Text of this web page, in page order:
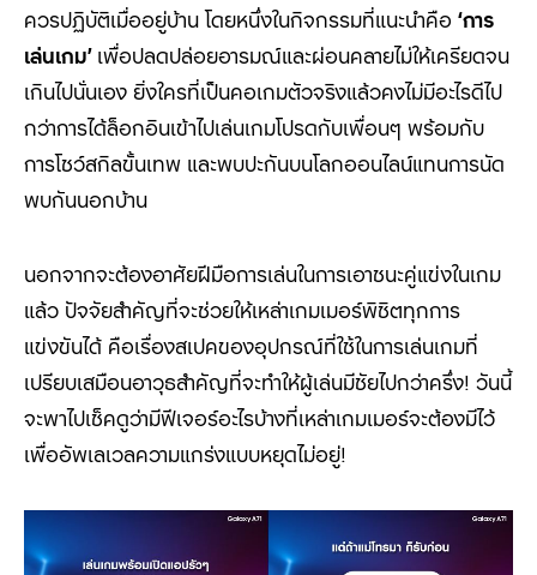
ควรปฏิบัติเมื่ออยู่บ้าน โดยหนึ่งในกิจกรรมที่แนะนำคือ ‘การ
เล่นเกม’ เพื่อปลดปล่อยอารมณ์และผ่อนคลายไม่ให้เครียดจน
เกินไปนั่นเอง ยิ่งใครที่เป็นคอเกมตัวจริงแล้วคงไม่มีอะไรดีไป
กว่าการได้ล็อกอินเข้าไปเล่นเกมโปรดกับเพื่อนๆ พร้อมกับ
การโชว์สกิลขั้นเทพ และพบปะกันบนโลกออนไลน์แทนการนัด
พบกันนอกบ้าน
นอกจากจะต้องอาศัยฝีมือการเล่นในการเอาชนะคู่แข่งในเกม
แล้ว ปัจจัยสำคัญที่จะช่วยให้เหล่าเกมเมอร์พิชิตทุกการ
แข่งขันได้ คือเรื่องสเปคของอุปกรณ์ที่ใช้ในการเล่นเกมที่
เปรียบเสมือนอาวุธสำคัญที่จะทำให้ผู้เล่นมีชัยไปกว่าครึ่ง! วันนี้
จะพาไปเช็คดูว่ามีฟีเจอร์อะไรบ้างที่เหล่าเกมเมอร์จะต้องมีไว้
เพื่ออัพเลเวลความแกร่งแบบหยุดไม่อยู่!